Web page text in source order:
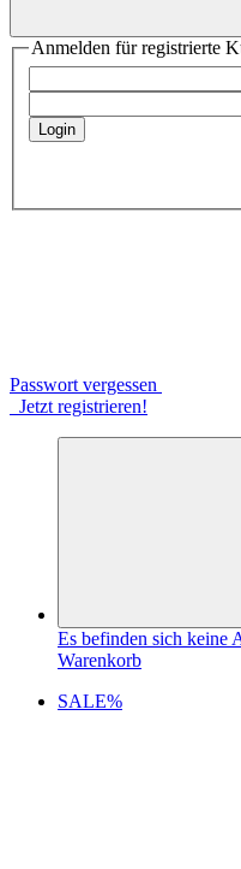
Anmelden für registrierte
Login
Passwort vergessen
Jetzt registrieren!
Es befinden sich keine
Warenkorb
SALE%